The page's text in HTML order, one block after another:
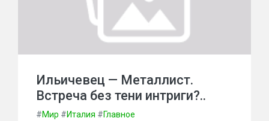
Ильичевец — Металлист.
Встреча без тени интриги?..
#Мир #Италия #Главное